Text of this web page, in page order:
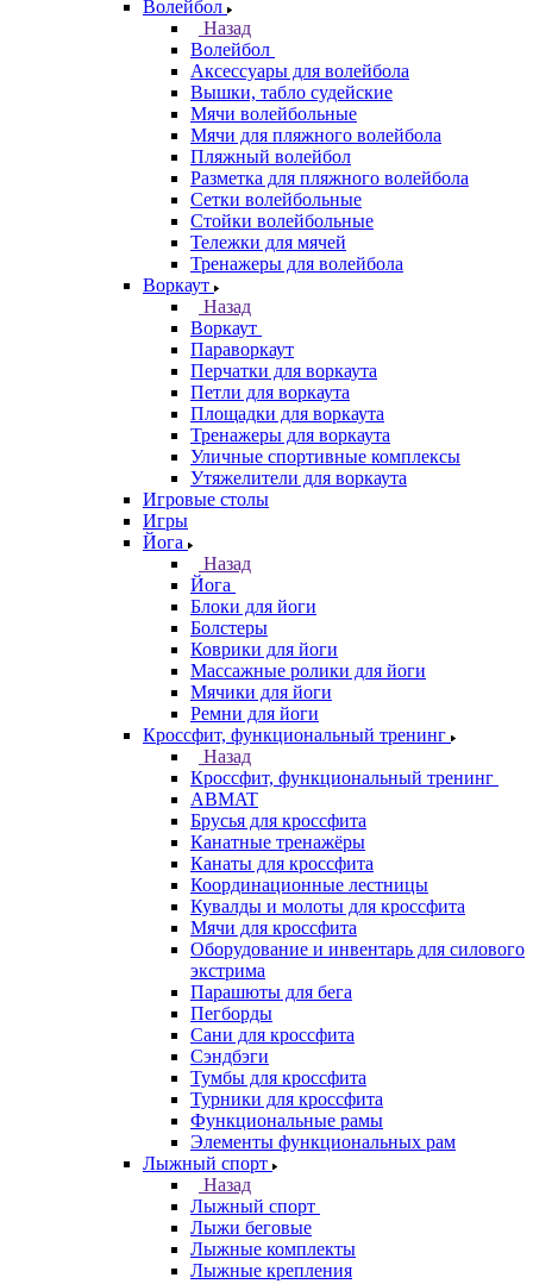
Волейбол
Назад
Волейбол
Аксессуары для волейбола
Вышки, табло судейские
Мячи волейбольные
Мячи для пляжного волейбола
Пляжный волейбол
Разметка для пляжного волейбола
Сетки волейбольные
Стойки волейбольные
Тележки для мячей
Тренажеры для волейбола
Воркаут
Назад
Воркаут
Параворкаут
Перчатки для воркаута
Петли для воркаута
Площадки для воркаута
Тренажеры для воркаута
Уличные спортивные комплексы
Утяжелители для воркаута
Игровые столы
Игры
Йога
Назад
Йога
Блоки для йоги
Болстеры
Коврики для йоги
Массажные ролики для йоги
Мячики для йоги
Ремни для йоги
Кроссфит, функциональный тренинг
Назад
Кроссфит, функциональный тренинг
ABMAT
Брусья для кроссфита
Канатные тренажёры
Канаты для кроссфита
Координационные лестницы
Кувалды и молоты для кроссфита
Мячи для кроссфита
Оборудование и инвентарь для силового
экстрима
Парашюты для бега
Пегборды
Сани для кроссфита
Сэндбэги
Тумбы для кроссфита
Турники для кроссфита
Функциональные рамы
Элементы функциональных рам
Лыжный спорт
Назад
Лыжный спорт
Лыжи беговые
Лыжные комплекты
Лыжные крепления